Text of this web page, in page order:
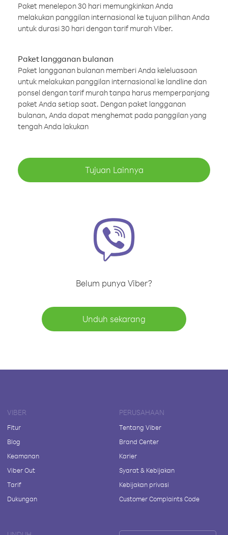
Paket menelepon 30 hari memungkinkan Anda
melakukan panggilan internasional ke tujuan pilihan Anda
untuk durasi 30 hari dengan tarif murah Viber.
Paket langganan bulanan
Paket langganan bulanan memberi Anda keleluasaan
untuk melakukan panggilan internasional ke landline dan
ponsel dengan tarif murah tanpa harus memperpanjang
paket Anda setiap saat. Dengan paket langganan
bulanan, Anda dapat menghemat pada panggilan yang
tengah Anda lakukan
Tujuan Lainnya
Belum punya Viber?
Unduh sekarang
VIBER
Fitur
Blog
Keamanan
Viber Out
Tarif
Dukungan
PERUSAHAAN
Tentang Viber
Brand Center
Karier
Syarat & Kebijakan
Kebijakan privasi
Customer Complaints Code